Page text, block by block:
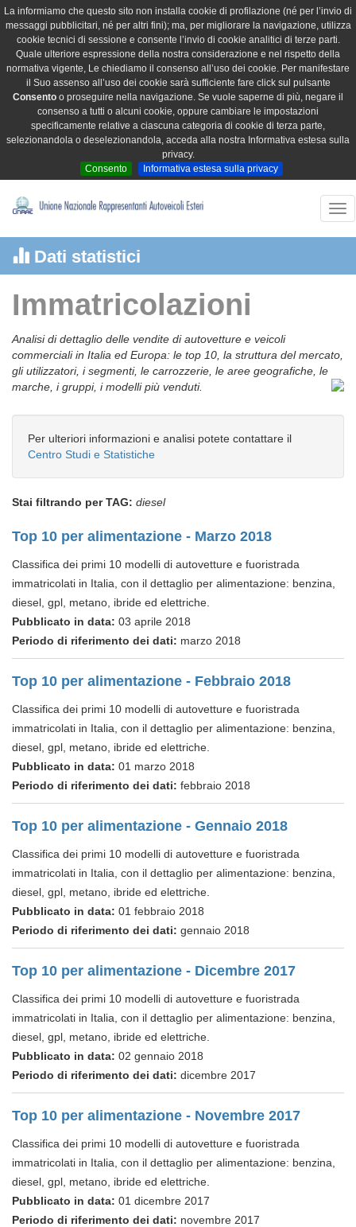
La informiamo che questo sito non installa cookie di profilazione (né per l’invio di
messaggi pubblicitari, né per altri fini); ma, per migliorare la navigazione, utilizza
cookie tecnici di sessione e consente l’invio di cookie analitici di terze parti.
Quale ulteriore espressione della nostra considerazione e nel rispetto della
normativa vigente, Le chiediamo il consenso all’uso dei cookie. Per manifestare
il Suo assenso all’uso dei cookie sarà sufficiente fare click sul pulsante
Consento o proseguire nella navigazione. Se vuole saperne di più, negare il
consenso a tutti o alcuni cookie, oppure cambiare le impostazioni
specificamente relative a ciascuna categoria di cookie di terza parte,
selezionandola o deselezionandola, acceda alla nostra Informativa estesa sulla
privacy.
Consento
Informativa estesa sulla privacy
Dati statistici
Immatricolazioni
Analisi di dettaglio delle vendite di autovetture e veicoli
commerciali in Italia ed Europa: le top 10, la struttura del mercato,
gli utilizzatori, i segmenti, le carrozzerie, le aree geografiche, le
marche, i gruppi, i modelli più venduti.
Per ulteriori informazioni e analisi potete contattare il
Centro Studi e Statistiche
Stai filtrando per TAG: diesel
Top 10 per alimentazione - Marzo 2018
Classifica dei primi 10 modelli di autovetture e fuoristrada
immatricolati in Italia, con il dettaglio per alimentazione: benzina,
diesel, gpl, metano, ibride ed elettriche.
Pubblicato in data: 03 aprile 2018
Periodo di riferimento dei dati: marzo 2018
Top 10 per alimentazione - Febbraio 2018
Classifica dei primi 10 modelli di autovetture e fuoristrada
immatricolati in Italia, con il dettaglio per alimentazione: benzina,
diesel, gpl, metano, ibride ed elettriche.
Pubblicato in data: 01 marzo 2018
Periodo di riferimento dei dati: febbraio 2018
Top 10 per alimentazione - Gennaio 2018
Classifica dei primi 10 modelli di autovetture e fuoristrada
immatricolati in Italia, con il dettaglio per alimentazione: benzina,
diesel, gpl, metano, ibride ed elettriche.
Pubblicato in data: 01 febbraio 2018
Periodo di riferimento dei dati: gennaio 2018
Top 10 per alimentazione - Dicembre 2017
Classifica dei primi 10 modelli di autovetture e fuoristrada
immatricolati in Italia, con il dettaglio per alimentazione: benzina,
diesel, gpl, metano, ibride ed elettriche.
Pubblicato in data: 02 gennaio 2018
Periodo di riferimento dei dati: dicembre 2017
Top 10 per alimentazione - Novembre 2017
Classifica dei primi 10 modelli di autovetture e fuoristrada
immatricolati in Italia, con il dettaglio per alimentazione: benzina,
diesel, gpl, metano, ibride ed elettriche.
Pubblicato in data: 01 dicembre 2017
Periodo di riferimento dei dati: novembre 2017